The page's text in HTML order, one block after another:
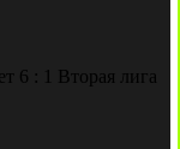
6 : 1 Вторая лига